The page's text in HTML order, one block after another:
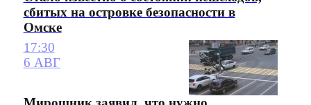
сбитых на островке безопасности в
Омске
17:30
6 АВГ